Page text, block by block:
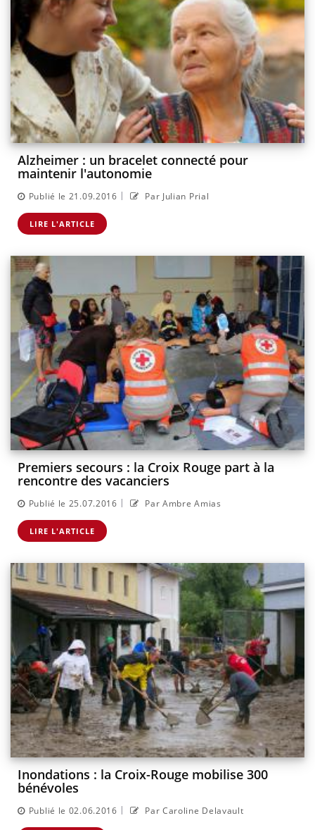
Alzheimer : un bracelet connecté pour
maintenir l'autonomie
Publié le 21.09.2016 | Par Julian Prial
LIRE L'ARTICLE
Premiers secours : la Croix Rouge part à la
rencontre des vacanciers
Publié le 25.07.2016 | Par Ambre Amias
LIRE L'ARTICLE
Inondations : la Croix-Rouge mobilise 300
bénévoles
Publié le 02.06.2016 | Par Caroline Delavault